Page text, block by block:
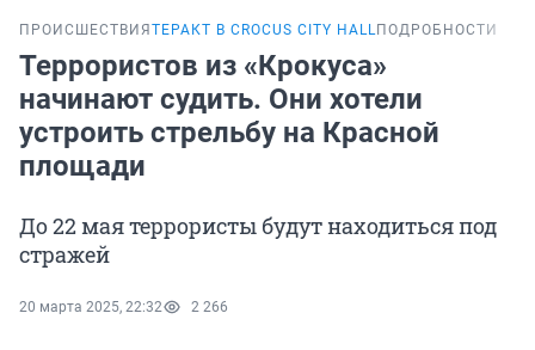
ПРОИСШЕСТВИЯ ТЕРАКТ В CROCUS CITY HALLПОДРОБНОСТИ
Террористов из «Крокуса»
начинают судить. Они хотели
устроить стрельбу на Красной
площади
До 22 мая террористы будут находиться под
стражей
20 марта 2025, 22:32 2 266